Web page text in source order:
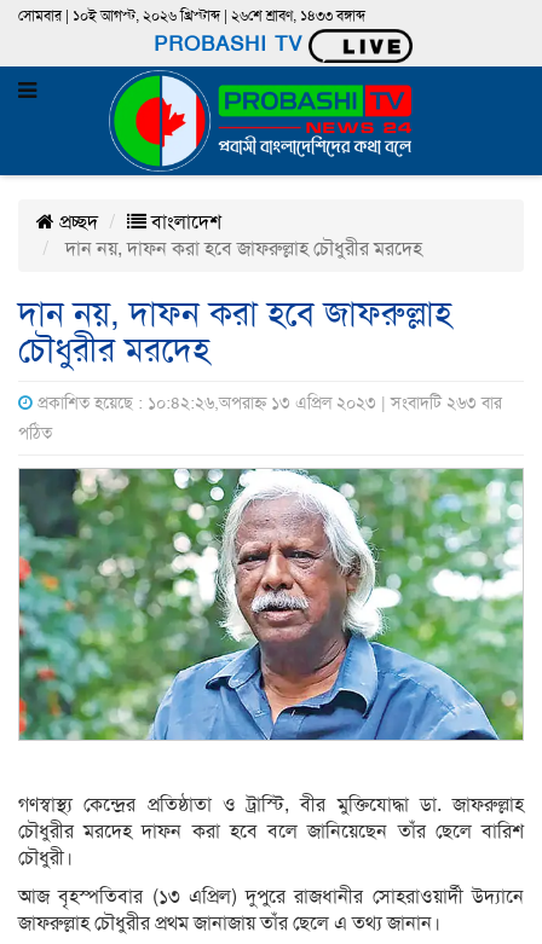
সোমবার | ১০ই আগস্ট, ২০২৬ খ্রিস্টাব্দ | ২৬শে শ্রাবণ, ১৪৩৩ বঙ্গাব্দ
PROBASHI TV
প্রচ্ছদ
বাংলাদেশ
দান নয়, দাফন করা হবে জাফরুল্লাহ চৌধুরীর মরদেহ
দান নয়, দাফন করা হবে জাফরুল্লাহ
চৌধুরীর মরদেহ
প্রকাশিত হয়েছে : ১০:৪২:২৬,অপরাহ্ন ১৩ এপ্রিল ২০২৩ | সংবাদটি ২৬৩ বার
পঠিত
গণস্বাস্থ্য কেন্দ্রের প্রতিষ্ঠাতা ও ট্রাস্টি, বীর মুক্তিযোদ্ধা ডা. জাফরুল্লাহ
চৌধুরীর মরদেহ দাফন করা হবে বলে জানিয়েছেন তাঁর ছেলে বারিশ
চৌধুরী।
আজ বৃহস্পতিবার (১৩ এপ্রিল) দুপুরে রাজধানীর সোহরাওয়ার্দী উদ্যানে
জাফরুল্লাহ চৌধুরীর প্রথম জানাজায় তাঁর ছেলে এ তথ্য জানান।